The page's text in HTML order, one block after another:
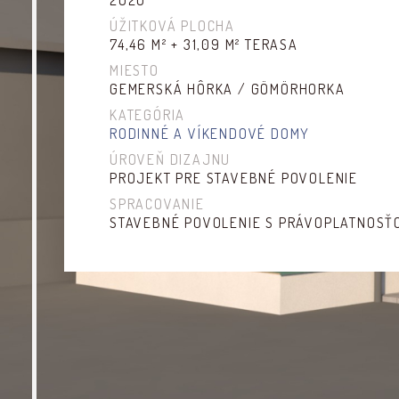
ÚŽITKOVÁ PLOCHA
74,46 M² + 31,09 M² TERASA
MIESTO
GEMERSKÁ HÔRKA / GÖMÖRHORKA
KATEGÓRIA
RODINNÉ A VÍKENDOVÉ DOMY
ÚROVEŇ DIZAJNU
PROJEKT PRE STAVEBNÉ POVOLENIE
SPRACOVANIE
STAVEBNÉ POVOLENIE S